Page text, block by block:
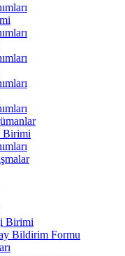
Birimi
Birimi
Bildirim Formu